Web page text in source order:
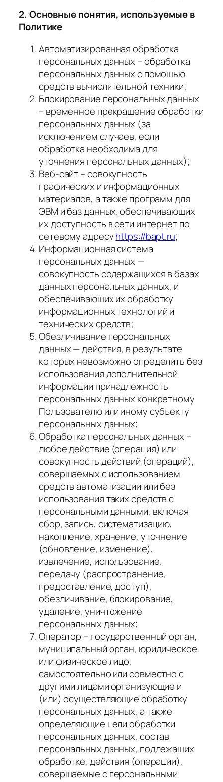
2. Основные понятия, используемые в
Политике
Автоматизированная обработка
персональных данных – обработка
персональных данных с помощью
средств вычислительной техники;
Блокирование персональных данных
– временное прекращение обработки
персональных данных (за
исключением случаев, если
обработка необходима для
уточнения персональных данных);
Веб-сайт – совокупность
графических и информационных
материалов, а также программ для
ЭВМ и баз данных, обеспечивающих
их доступность в сети интернет по
сетевому адресуhttps://bapt.ru;
Информационная система
персональных данных —
совокупность содержащихся в базах
данных персональных данных, и
обеспечивающих их обработку
информационных технологий и
технических средств;
Обезличивание персональных
данных — действия, в результате
которых невозможно определить без
использования дополнительной
информации принадлежность
персональных данных конкретному
Пользователю или иному субъекту
персональных данных;
Обработка персональных данных –
любое действие (операция) или
совокупность действий (операций),
совершаемых с использованием
средств автоматизации или без
использования таких средств с
персональными данными, включая
сбор, запись, систематизацию,
накопление, хранение, уточнение
(обновление, изменение),
извлечение, использование,
передачу (распространение,
предоставление, доступ),
обезличивание, блокирование,
удаление, уничтожение
персональных данных;
Оператор – государственный орган,
муниципальный орган, юридическое
или физическое лицо,
самостоятельно или совместно с
другими лицами организующие и
(или) осуществляющие обработку
персональных данных, а также
определяющие цели обработки
персональных данных, состав
персональных данных, подлежащих
обработке, действия (операции),
совершаемые с персональными